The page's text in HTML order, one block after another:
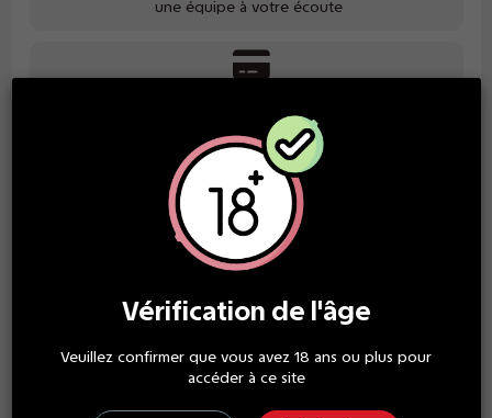
une équipe à votre écoute
grand choix de paiement
GARANTIE SATISFACTION
des produits de qualité
Description
Vérification de l'âge
Veuillez confirmer que vous avez 18 ans ou plus pour
accéder à ce site